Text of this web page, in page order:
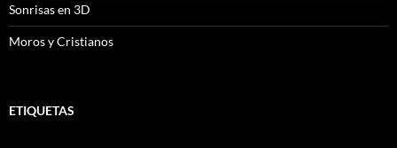
Sonrisas en 3D
Moros y Cristianos
ETIQUETAS